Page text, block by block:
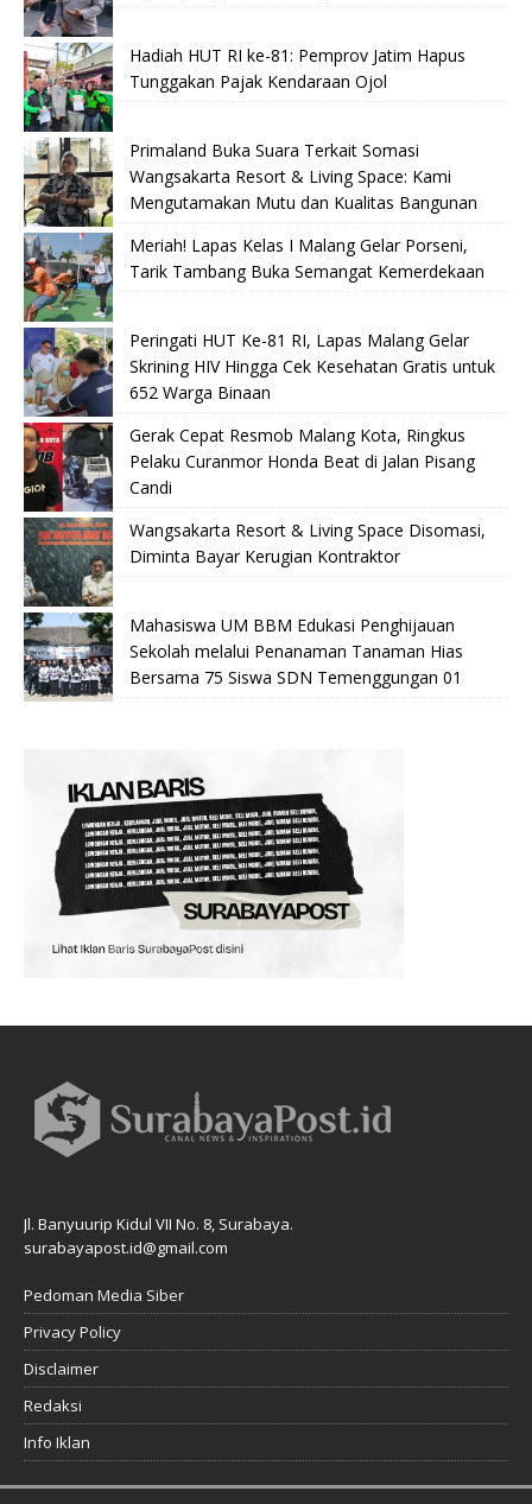
Hadiah HUT RI ke-81: Pemprov Jatim Hapus
Tunggakan Pajak Kendaraan Ojol
Primaland Buka Suara Terkait Somasi
Wangsakarta Resort & Living Space: Kami
Mengutamakan Mutu dan Kualitas Bangunan
Meriah! Lapas Kelas I Malang Gelar Porseni,
Tarik Tambang Buka Semangat Kemerdekaan
Peringati HUT Ke-81 RI, Lapas Malang Gelar
Skrining HIV Hingga Cek Kesehatan Gratis untuk
652 Warga Binaan
Gerak Cepat Resmob Malang Kota, Ringkus
Pelaku Curanmor Honda Beat di Jalan Pisang
Candi
Wangsakarta Resort & Living Space Disomasi,
Diminta Bayar Kerugian Kontraktor
Mahasiswa UM BBM Edukasi Penghijauan
Sekolah melalui Penanaman Tanaman Hias
Bersama 75 Siswa SDN Temenggungan 01
Jl. Banyuurip Kidul VII No. 8, Surabaya.
surabayapost.id@gmail.com
Pedoman Media Siber
Privacy Policy
Disclaimer
Redaksi
Info Iklan